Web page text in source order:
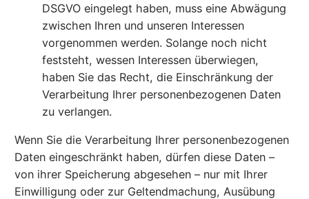
DSGVO eingelegt haben, muss eine Abwägung
zwischen Ihren und unseren Interessen
vorgenommen werden. Solange noch nicht
feststeht, wessen Interessen überwiegen,
haben Sie das Recht, die Einschränkung der
Verarbeitung Ihrer personenbezogenen Daten
zu verlangen.
Wenn Sie die Verarbeitung Ihrer personenbezogenen
Daten eingeschränkt haben, dürfen diese Daten –
von ihrer Speicherung abgesehen – nur mit Ihrer
Einwilligung oder zur Geltendmachung, Ausübung